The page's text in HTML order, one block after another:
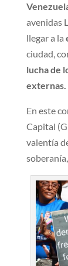
avenidas
llegar a la
ciudad,
lucha de
externas.
En este
Capital
valentía